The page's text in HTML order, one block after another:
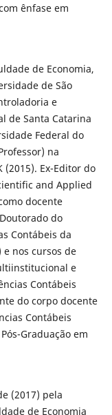
ênfase em
de Economia,
de São
e
de Santa Catarina
Federal do
na
(2015). Ex-Editor do
and Applied
docente
do
Contábeis da
e nos cursos de
e
Contábeis
do corpo docente
Contábeis
Graduação em
(2017) pela
de Economia